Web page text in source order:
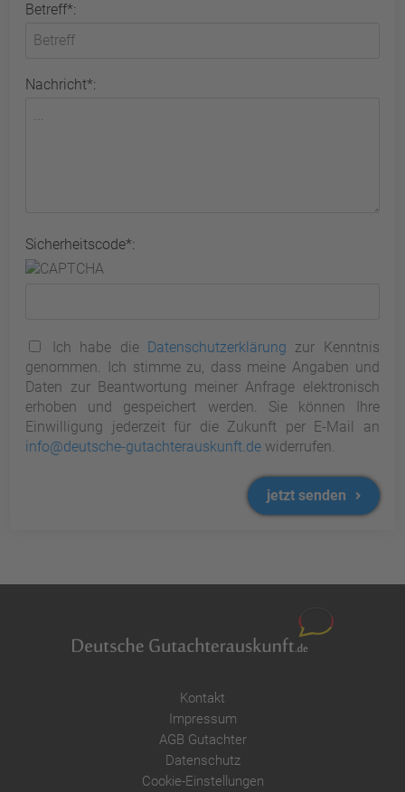
Betreff*:
Nachricht*:
Sicherheitscode*:
Ich habe die Datenschutzerklärung zur Kenntnis
genommen. Ich stimme zu, dass meine Angaben und
Daten zur Beantwortung meiner Anfrage elektronisch
erhoben und gespeichert werden. Sie können Ihre
Einwilligung jederzeit für die Zukunft per E-Mail an
info@deutsche-gutachterauskunft.de widerrufen.
jetzt senden
Kontakt
Impressum
AGB Gutachter
Datenschutz
Cookie-Einstellungen